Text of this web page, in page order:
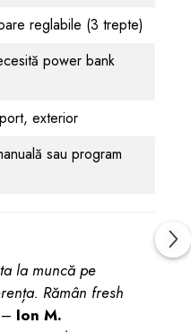
reglabile (3 trepte)
power bank
exterior
sau program
la muncă pe
Rămân fresh
– Ion M.